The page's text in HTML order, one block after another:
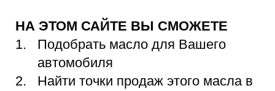
НА ЭТОМ САЙТЕ ВЫ СМОЖЕТЕ
Подобрать масло для Вашего
автомобиля
Найти точки продаж этого масла в